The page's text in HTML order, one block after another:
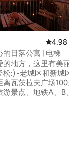
共 114 条评价
平均
4.98
日落公寓 | 电梯
地方，这里有美
松:) -老城区和新城
瓦茨拉夫广场100
景点、地铁A、B